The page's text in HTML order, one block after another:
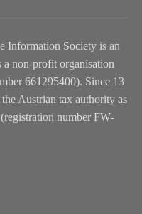
Information Society is an
a non-profit organisation
661295400). Since 13
Austrian tax authority as
number FW-